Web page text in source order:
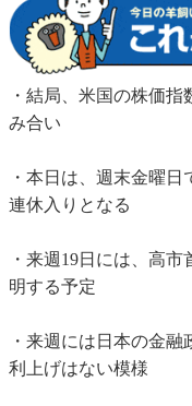
・結局、米国の株価
み合い
・本日は、週末金曜
連休入りとなる
・来週19日には、高
明する予定
・来週には日本の金
利上げはない模様